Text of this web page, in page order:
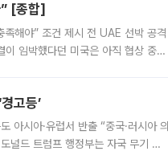
[종합]
족해야” 조건 제시 전 UAE 선박 공격
임박했다던 미국은 아직 협상 중이
고등’
시아·유럽서 반출 “중국·러시아 의
널드 트럼프 행정부는 자국 무기 공